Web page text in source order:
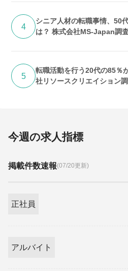
4
シニア人材の転職事情、50
は？ 株式会社MS-Japan調
5
転職活動を行う20代の85％
社リソースクリエイション
今週の求人指標
掲載件数速報(07/20更新)
正社員
アルバイト